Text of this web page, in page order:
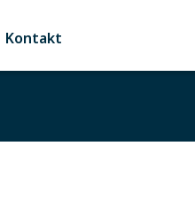
Kontakt